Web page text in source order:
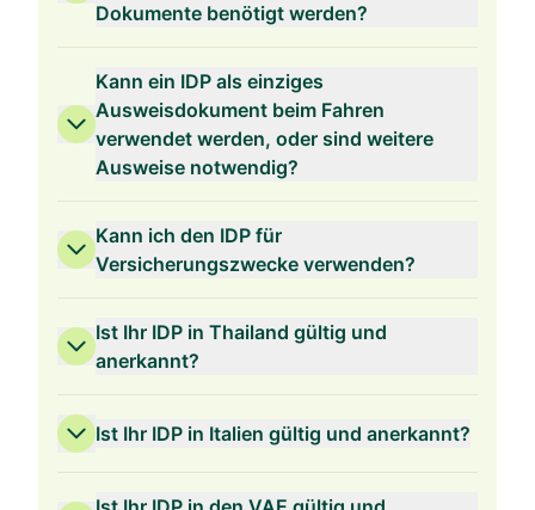
Dokumente benötigt werden?
Kann ein IDP als einziges
Ausweisdokument beim Fahren
verwendet werden, oder sind weitere
Ausweise notwendig?
Kann ich den IDP für
Versicherungszwecke verwenden?
Ist Ihr IDP in Thailand gültig und
anerkannt?
Ist Ihr IDP in Italien gültig und anerkannt?